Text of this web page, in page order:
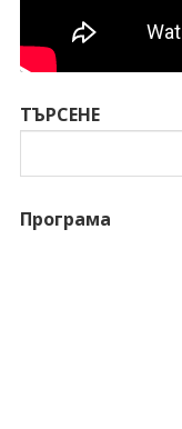
ТЪРСЕНЕ
Програма